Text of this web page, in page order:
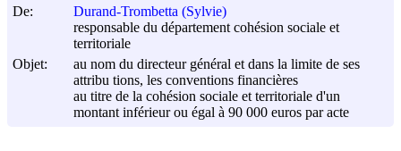
De:
Durand-Trombetta (Sylvie)
responsable du département cohésion sociale et
territoriale
Objet:
au nom du directeur général et dans la limite de ses
attribu tions, les conventions financières
au titre de la cohésion sociale et territoriale d'un
montant inférieur ou égal à 90 000 euros par acte